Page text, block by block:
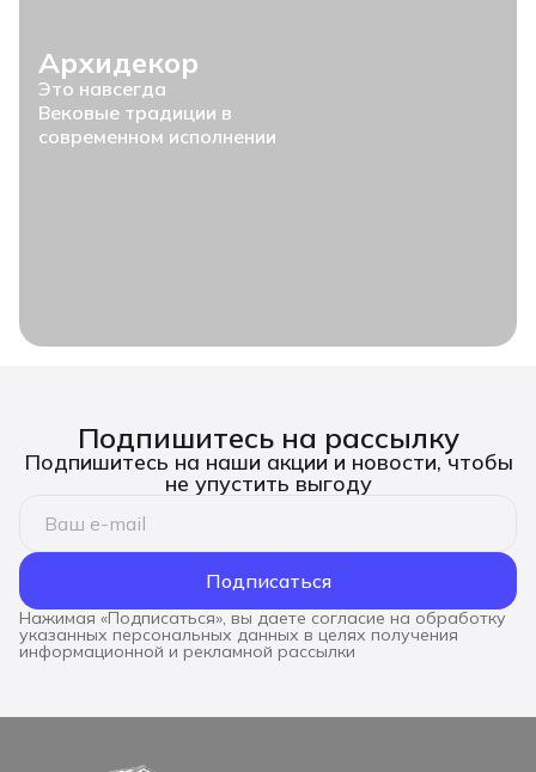
Архидекор
Это навсегда
Вековые традиции в
современном исполнении
Подпишитесь на рассылку
Подпишитесь на наши акции и новости, чтобы
не упустить выгоду
Подписаться
Нажимая «Подписаться», вы даете согласие на обработку
указанных персональных данных в целях получения
информационной и рекламной рассылки